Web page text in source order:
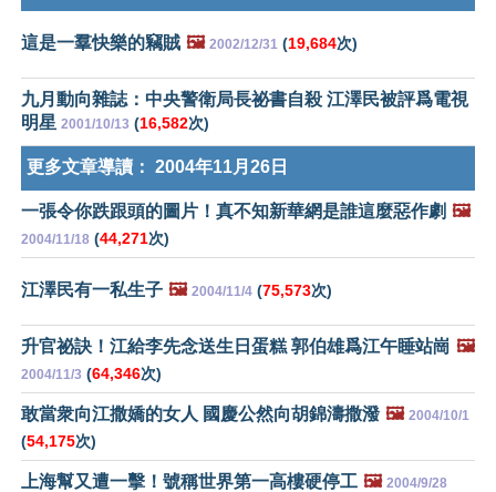
這是一羣快樂的竊賊 🖼️ 2002/12/31 (19,684次)
九月動向雜誌：中央警衛局長祕書自殺 江澤民被評爲電視
明星 2001/10/13 (16,582次)
更多文章導讀： 2004年11月26日
一張令你跌跟頭的圖片！真不知新華網是誰這麼惡作劇 🖼️
2004/11/18 (44,271次)
江澤民有一私生子 🖼️ 2004/11/4 (75,573次)
升官祕訣！江給李先念送生日蛋糕 郭伯雄爲江午睡站崗 🖼️
2004/11/3 (64,346次)
敢當衆向江撒嬌的女人 國慶公然向胡錦濤撒潑 🖼️ 2004/10/1
(54,175次)
上海幫又遭一擊！號稱世界第一高樓硬停工 🖼️ 2004/9/28